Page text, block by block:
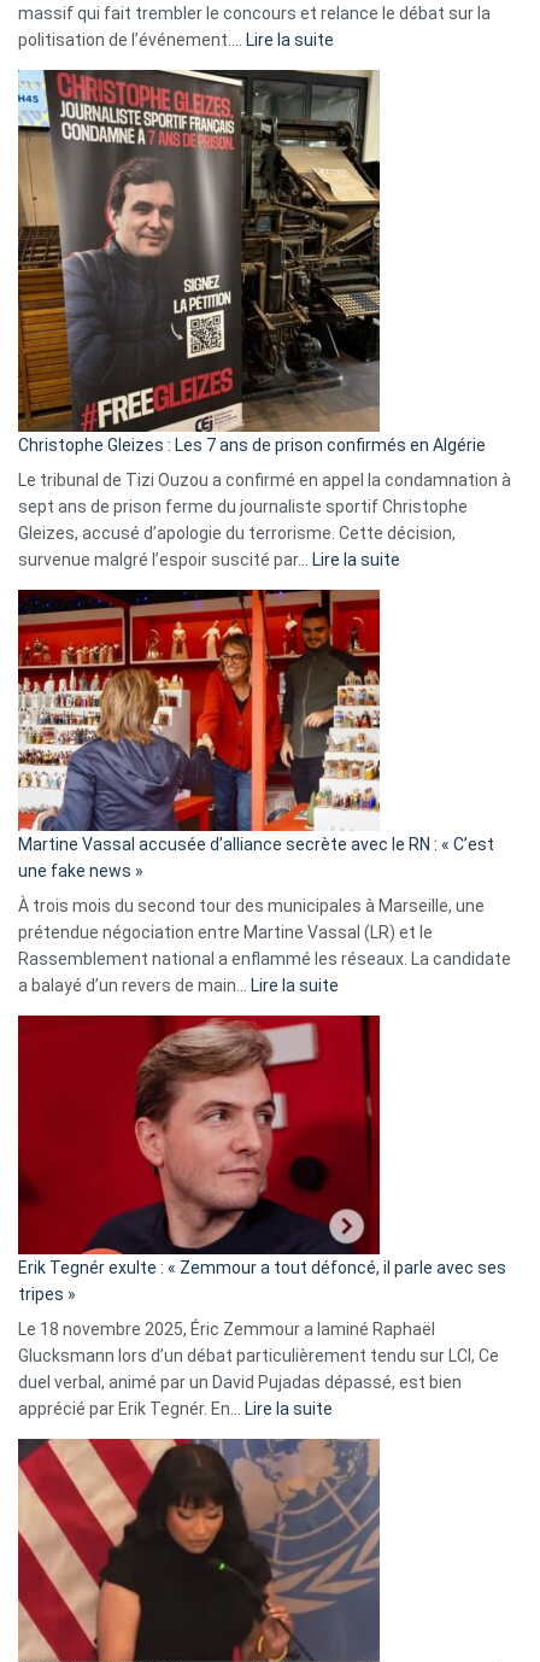
massif qui fait trembler le concours et relance le débat sur la
politisation de l’événement.… Lire la suite
Boycott
Eurovision
2026
:
Pays-
Bas,
Espagne,
Irlande
et
Slovénie
rejettent
la
présence
d’Israël
Christophe Gleizes : Les 7 ans de prison confirmés en Algérie
Le tribunal de Tizi Ouzou a confirmé en appel la condamnation à
sept ans de prison ferme du journaliste sportif Christophe
Gleizes, accusé d’apologie du terrorisme. Cette décision,
survenue malgré l’espoir suscité par… Lire la suite
Algérie
Martine Vassal accusée d’alliance secrète avec le RN : « C’est
une fake news »
À trois mois du second tour des municipales à Marseille, une
prétendue négociation entre Martine Vassal (LR) et le
Rassemblement national a enflammé les réseaux. La candidate
a balayé d’un revers de main… Lire la suite
Martine
Vassal
d’alliance
secrète
«
C’est
fake
news
»
Erik Tegnér exulte : « Zemmour a tout défoncé, il parle avec ses
tripes »
Le 18 novembre 2025, Éric Zemmour a laminé Raphaël
Glucksmann lors d’un débat particulièrement tendu sur LCI, Ce
duel verbal, animé par un David Pujadas dépassé, est bien
apprécié par Erik Tegnér. En… Lire la suite
Erik
Tegnér
exulte
:
« Zemmour
a
tout